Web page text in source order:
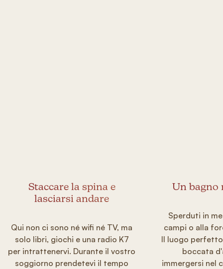
Staccare la spina e
lasciarsi andare
Qui non ci sono né wifi né TV, ma
solo libri, giochi e una radio K7
per intrattenervi. Durante il vostro
soggiorno prendetevi il tempo
Un bagno
Sperduti in
campi o alla
Il luogo
boccata
immergersi nel